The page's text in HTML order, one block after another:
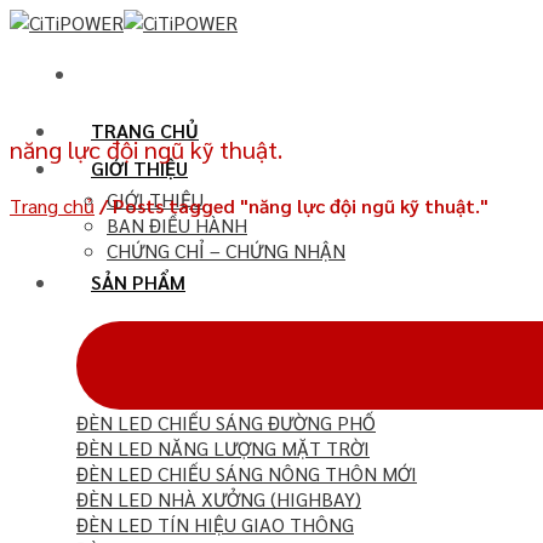
Chuyển
TRANG CHỦ
GIỚI THIỆU
GIỚI THIỆU
BAN ĐIỀU HÀNH
CHỨNG CHỈ – CHỨNG NHẬN
SẢN PHẨM
ĐÈN LED CHIẾU SÁNG ĐƯỜNG PHỐ
ĐÈN LED NĂNG LƯỢNG MẶT TRỜI
ĐÈN LED CHIẾU SÁNG NÔNG THÔN MỚI
ĐÈN LED NHÀ XƯỞNG (HIGHBAY)
ĐÈN LED TÍN HIỆU GIAO THÔNG
năng lực đội ngũ kỹ thuật.
Trang chủ /Posts tagged "năng lực đội ngũ kỹ thuật."